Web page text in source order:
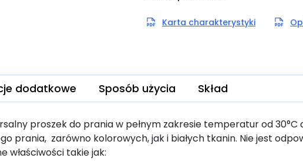
Karta charakterystyki
dodatkowe Sposób użycia Skład
proszek do prania w pełnym zakresie temperatur od 30°C
prania, zarówno kolorowych, jak i białych tkanin. Nie jest
właściwości takie jak: